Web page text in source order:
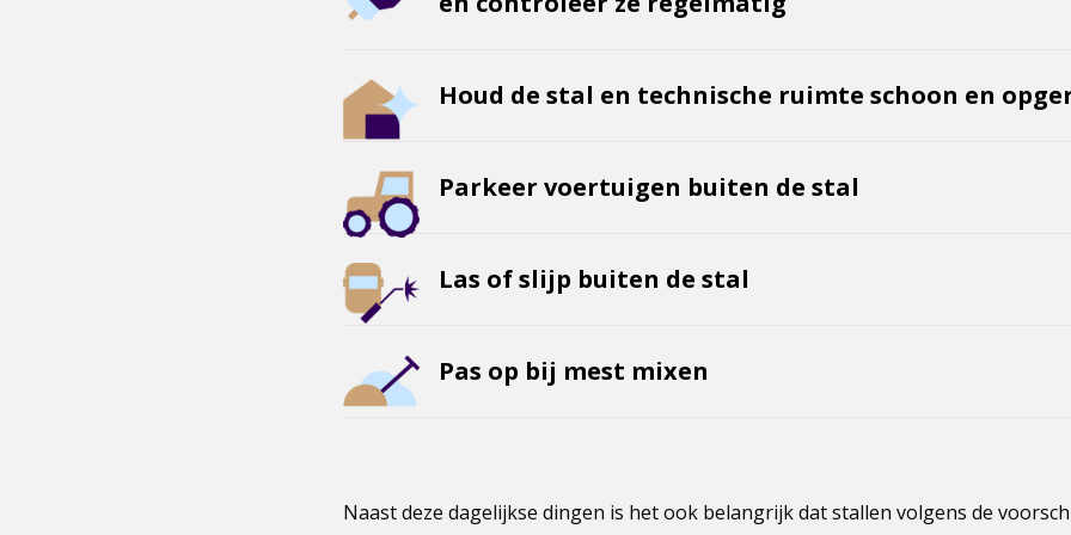
Houd de stal en technische ruimte schoon en
Parkeer voertuigen buiten de stal
Las of slijp buiten de stal
Pas op bij mest mixen
Naast deze dagelijkse dingen is het ook belangrijk dat stallen volgens de